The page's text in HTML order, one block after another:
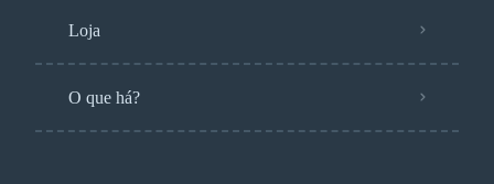
Loja
O que há?